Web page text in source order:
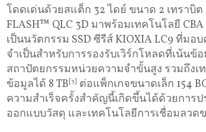
โดดเด่นด้วยสแต็ก 32 ไดย์ ขนาด 2 เทราบิต
FLASH™ QLC 3D มาพร้อมเทคโนโลยี
เป็นนวัตกรรม SSD ซีรีส์ KIOXIA LC9 ที่ม
จำเป็นสำหรับการรองรับเวิร์กโหลดที่เน้น
สถาปัตยกรรมหน่วยความจำขั้นสูง รวมถึงเ
ข้อมูลได้ 8 TB[3] ต่อแพ็กเกจขนาดเล็ก 154
ความสำเร็จครั้งสำคัญนี้เกิดขึ้นได้ด้วยการ
ออกแบบวัสดุ และเทคโนโลยีการเชื่อมลวด